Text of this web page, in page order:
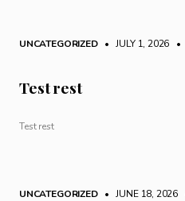
UNCATEGORIZED • JULY 1, 2026 •
Test rest
Test rest
UNCATEGORIZED • JUNE 18, 2026